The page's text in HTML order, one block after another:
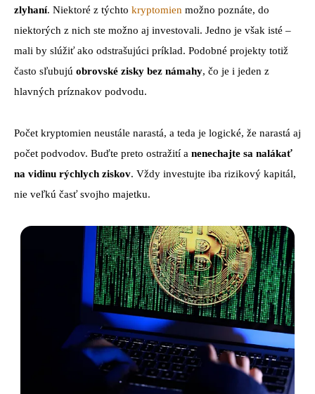
zlyhaní. Niektoré z týchto kryptomien možno poznáte, do
niektorých z nich ste možno aj investovali. Jedno je však isté –
mali by slúžiť ako odstrašujúci príklad. Podobné projekty totiž
často sľubujú obrovské zisky bez námahy, čo je i jeden z
hlavných príznakov podvodu.
Počet kryptomien neustále narastá, a teda je logické, že narastá aj
počet podvodov. Buďte preto ostražití a nenechajte sa nalákať
na vidinu rýchlych ziskov. Vždy investujte iba rizikový kapitál,
nie veľkú časť svojho majetku.